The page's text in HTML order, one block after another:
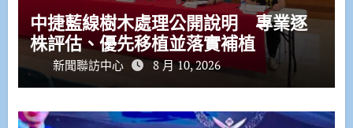
中捷藍線樹木處理公開說明 專業逐
株評估、優先移植並落實補植
新聞聯訪中心 8 月 10, 2026